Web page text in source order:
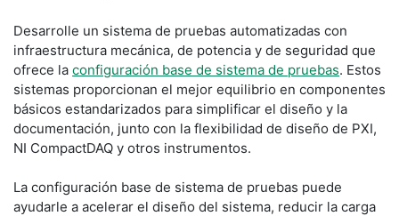
Desarrolle un sistema de pruebas automatizadas con
infraestructura mecánica, de potencia y de seguridad que
ofrece la configuración base de sistema de pruebas. Estos
sistemas proporcionan el mejor equilibrio en componentes
básicos estandarizados para simplificar el diseño y la
documentación, junto con la flexibilidad de diseño de PXI,
NI CompactDAQ y otros instrumentos.
La configuración base de sistema de pruebas puede
ayudarle a acelerar el diseño del sistema, reducir la carga